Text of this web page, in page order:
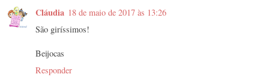
Cláudia 18 de maio de 2017 às 13:26
São giríssimos!
Beijocas
Responder